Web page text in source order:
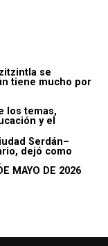
se
tiene mucho por
los temas,
y el
Serdán–
dejó como
MAYO DE 2026